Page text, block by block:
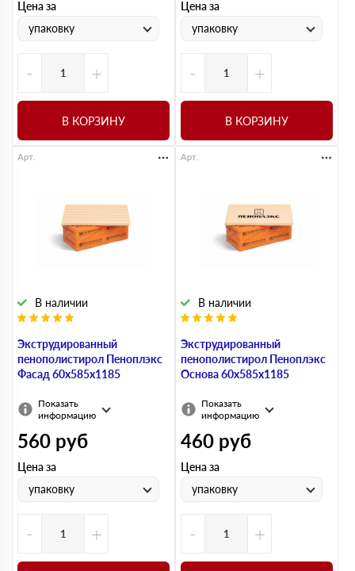
Цена за
упаковку
- +
В КОРЗИНУ
Цена за
упаковку
- +
В КОРЗИНУ
Экструдированный
пенополистирол Пеноплэкс
Фасад 60х585х1185
В наличии
Арт.
Показать
информацию
560 руб
Цена за
упаковку
- +
Экструдированный
пенополистирол Пеноплэкс
Основа 60х585х1185
В наличии
Арт.
Показать
информацию
460 руб
Цена за
упаковку
- +